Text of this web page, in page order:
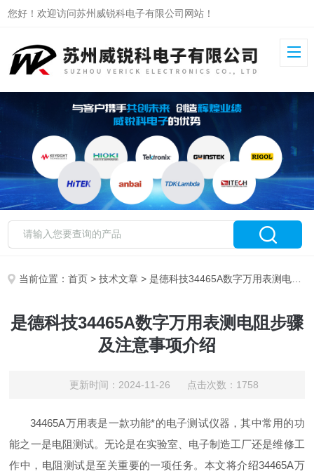
您好！欢迎访问苏州威锐科电子有限公司网站！
当前位置：首页 >技术文章 > 是德科技34465A数字万用表测电阻步骤及注意事项介绍
是德科技34465A数字万用表测电阻步骤
及注意事项介绍
更新时间：2024-11-26 点击次数：1758
34465A万用表是一款功能*的电子测试仪器，其中常用的功
能之一是电阻测试。无论是在实验室、电子制造工厂还是维修工
作中，电阻测试是至关重要的一项任务。本文将介绍34465A万